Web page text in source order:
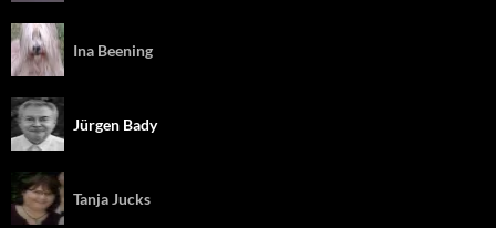
Ina Beening
Jürgen Bady
Tanja Jucks